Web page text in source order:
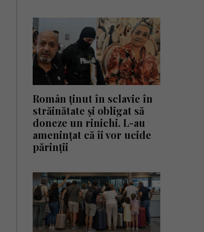
Român ținut în sclavie în
străinătate și obligat să
doneze un rinichi. L-au
amenințat că îi vor ucide
părinții